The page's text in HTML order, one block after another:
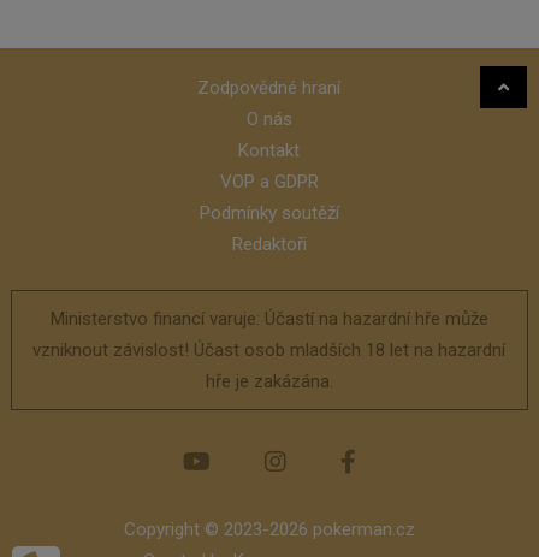
Zodpovědné hraní
O nás
Kontakt
VOP a GDPR
Podmínky soutěží
Redaktoři
Ministerstvo financí varuje: Účastí na hazardní hře může
vzniknout závislost! Účast osob mladších 18 let na hazardní
hře je zakázána.
Copyright © 2023-2026 pokerman.cz